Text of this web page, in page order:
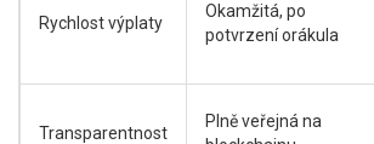
Rychlost výplaty
Okamžitá, po
potvrzení orákula
Transparentnost
Plně veřejná na